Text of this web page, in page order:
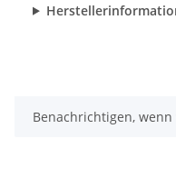
Benachrichtigen,